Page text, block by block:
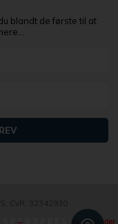
blandt de første til at
CvR: 32342930